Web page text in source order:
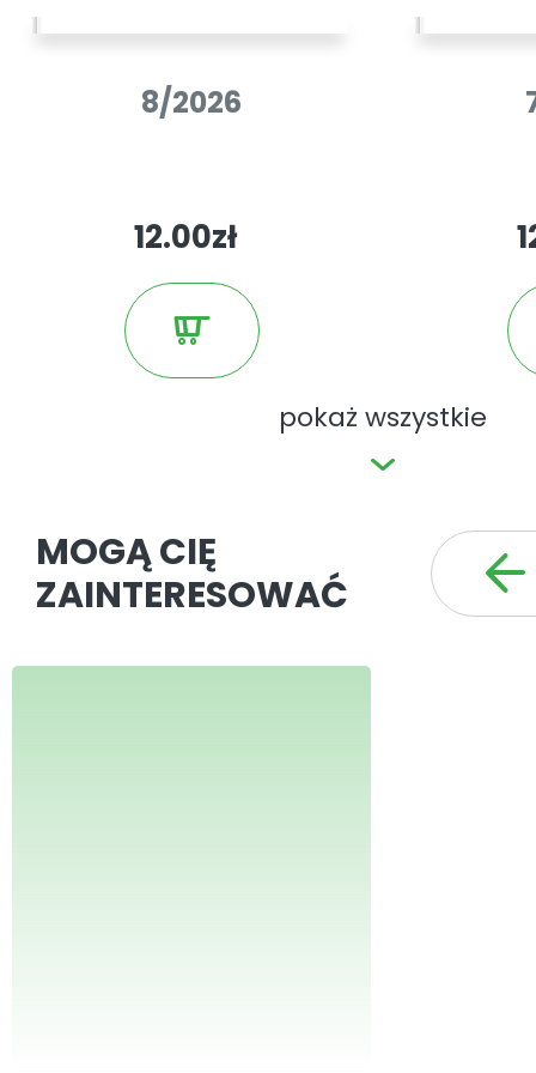
pewni, że zawarte w magazynie
najwyższej jakości.
pokaż wszystkie
8/2026
12.00zł
MOGĄ CIĘ
ZAINTERESOWAĆ